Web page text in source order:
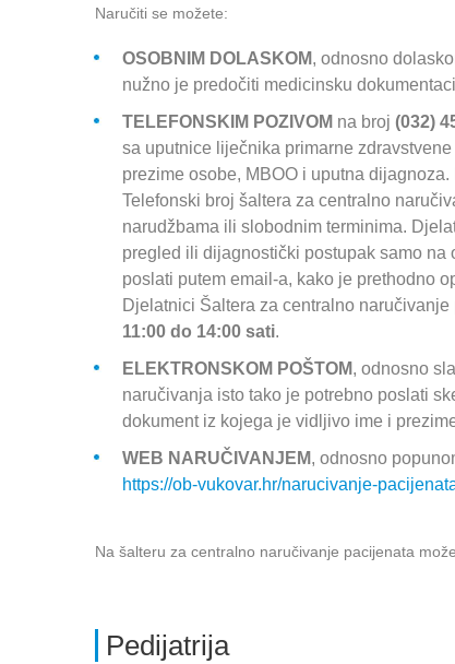
Naručiti se možete:
OSOBNIM DOLASKOM, odnosno
nužno je predočiti medicinsku
TELEFONSKIM POZIVOM na broj(032)
sa uputnice liječnika primarne
prezime osobe, MBOO i uputna
Telefonski broj šaltera za centralno
narudžbama ili slobodnim terminima.
pregled ili dijagnostički postupak samo
poslati putem email-a, kako je prethodno
Djelatnici Šaltera za centralno
11:00 do 14:00 sati.
ELEKTRONSKOM POŠTOM, odnosno
naručivanja isto tako je potrebno poslati
dokument iz kojega je vidljivo ime i
WEB NARUČIVANJEM, odnosno
https://ob-vukovar.hr/narucivanje-
Na šalteru za centralno naručivanje pacijenata
Pedijatrija